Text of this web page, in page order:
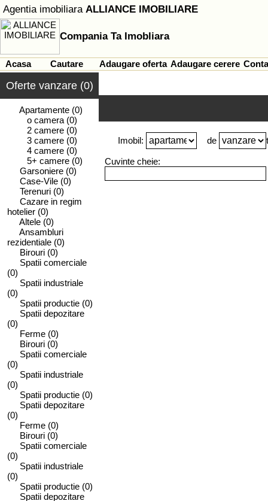
Agentia imobiliara ALLIANCE IMOBILIARE
Compania Ta Imobliara
Acasa Cautare Adaugare oferta Adaugare cerere
Oferte vanzare (0)
Apartamente (0)
o camera (0)
2 camere (0)
3 camere (0)
4 camere (0)
5+ camere (0)
Garsoniere (0)
Case-Vile (0)
Terenuri (0)
Cazare in regim
hotelier (0)
Altele (0)
Ansambluri
rezidentiale (0)
Birouri (0)
Spatii comerciale
(0)
Spatii industriale
(0)
Spatii productie (0)
Spatii depozitare
(0)
Ferme (0)
Birouri (0)
Spatii comerciale
(0)
Spatii industriale
(0)
Spatii productie (0)
Spatii depozitare
(0)
Ferme (0)
Birouri (0)
Spatii comerciale
(0)
Spatii industriale
(0)
Spatii productie (0)
Spatii depozitare
Imobil: de
Cuvinte cheie: